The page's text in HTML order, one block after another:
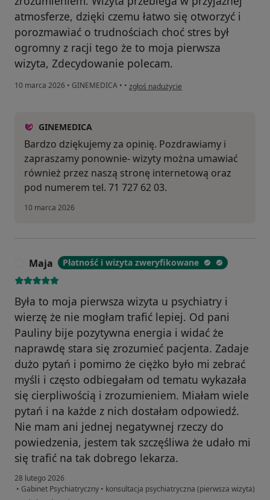
atmosferze, dzięki czemu łatwo się otworzyć i
porozmawiać o trudnościach choć stres był
ogromny z racji tego że to moja pierwsza
wizyta, Zdecydowanie polecam.
10 marca 2026 • GINEMEDICA • • w opinii użytkownika W.Ł
zgłoś nadużycie
GINEMEDICA
Bardzo dziękujemy za opinię. Pozdrawiamy i
zapraszamy ponownie- wizyty można umawiać
również przez naszą stronę internetową oraz
pod numerem tel. 71 727 62 03.
10 marca 2026
Maja Płatność i wizyta zweryfikowane
Była to moja pierwsza wizyta u psychiatry i
wierzę że nie mogłam trafić lepiej. Od pani
Pauliny bije pozytywna energia i widać że
naprawdę stara się zrozumieć pacjenta. Zadaje
dużo pytań i pomimo że ciężko było mi zebrać
myśli i często odbiegałam od tematu wykazała
się cierpliwością i zrozumieniem. Miałam wiele
pytań i na każde z nich dostałam odpowiedź.
Nie mam ani jednej negatywnej rzeczy do
powiedzenia, jestem tak szczęśliwa że udało mi
się trafić na tak dobrego lekarza.
28 lutego 2026
• Gabinet Psychiatryczny • konsultacja psychiatryczna (pierwsza wizyta)